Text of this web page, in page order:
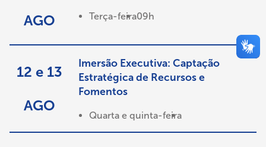
AGO
Terça-feira09h
12 e 13
AGO
Imersão Executiva: Captação
Estratégica de Recursos e
Fomentos
Quarta e quinta-feira